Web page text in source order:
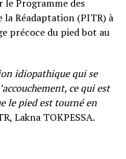
le Programme des
Réadaptation (PITR) à
précoce du pied bot au
idiopathique qui se
ce qui est
le pied est tourné en
Lakna TOKPESSA.